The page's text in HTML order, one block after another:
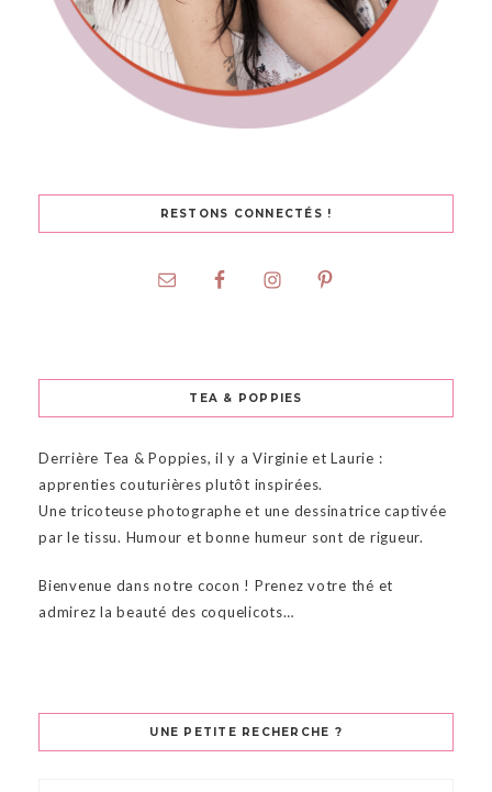
RESTONS CONNECTÉS !
TEA & POPPIES
Derrière Tea & Poppies, il y a Virginie et Laurie :
apprenties couturières plutôt inspirées.
Une tricoteuse photographe et une dessinatrice captivée
par le tissu. Humour et bonne humeur sont de rigueur.
Bienvenue dans notre cocon ! Prenez votre thé et
admirez la beauté des coquelicots…
UNE PETITE RECHERCHE ?